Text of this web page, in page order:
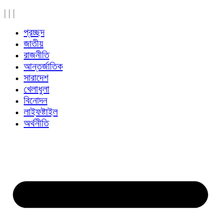
| | |
প্রচ্ছদ
জাতীয়
রাজনীতি
আন্তর্জাতিক
সারাদেশ
খেলাধুলা
বিনোদন
লাইফষ্টাইল
অর্থনীতি